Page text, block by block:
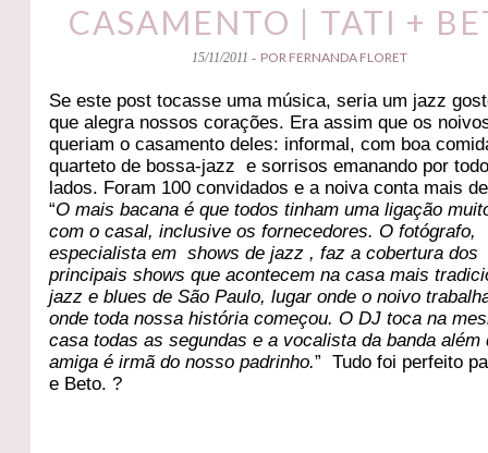
CASAMENTO | TATI +
15/11/2011 - POR FERNANDA FLORET
Se este post tocasse uma música, seria um jazz
que alegra nossos corações. Era assim que os
queriam o casamento deles: informal, com boa
quarteto de bossa-jazz e sorrisos emanando por
lados. Foram 100 convidados e a noiva conta mais
“O mais bacana é que todos tinham uma ligação
com o casal, inclusive os fornecedores. O fotógrafo,
especialista em shows de jazz , faz a cobertura dos
principais shows que acontecem na casa mais
jazz e blues de São Paulo, lugar onde o noivo
onde toda nossa história começou. O DJ toca na
casa todas as segundas e a vocalista da banda além
amiga é irmã do nosso padrinho.” Tudo foi perfeito
e Beto. ?